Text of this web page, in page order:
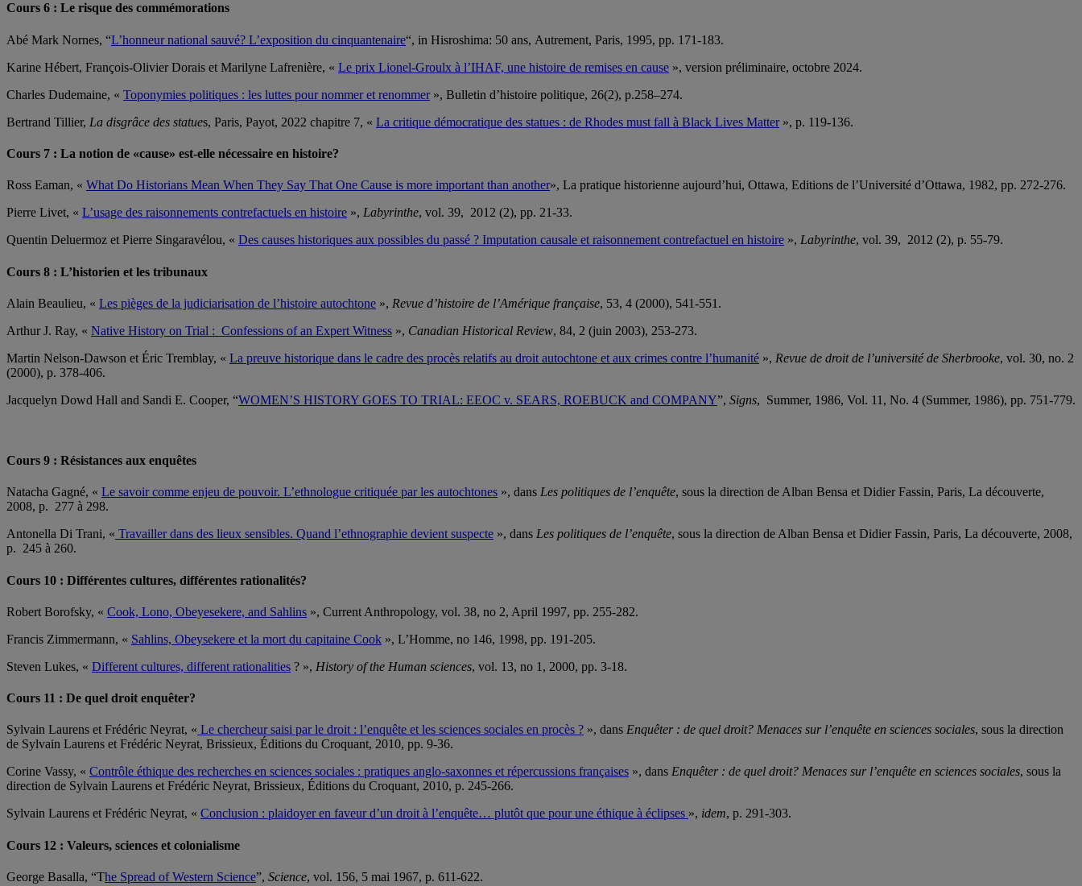
Cours 6 : Le risque des commémorations
Abé Mark Nornes, “L’honneur national sauvé? L’exposition du cinquantenaire“, in Hisroshima: 50 ans, Autrement, Paris, 1995, pp. 171-183.
Karine Hébert, François-Olivier Dorais et Marilyne Lafrenière, « Le prix Lionel-Groulx à l’IHAF, une histoire de remises en cause », version préliminaire, octobre 2024.
Charles Dudemaine, « Toponymies politiques : les luttes pour nommer et renommer», Bulletin d’histoire politique, 26(2), p.258–274.
Bertrand Tillier, La disgrâce des statues, Paris, Payot, 2022 chapitre 7, « La critique démocratique des statues : de Rhodes must fall à Black Lives Matter», p. 119-136.
Cours 7 : La notion de «cause» est-elle nécessaire en histoire?
Ross Eaman, « What Do Historians Mean When They Say That One Cause is more important than another», La pratique historienne aujourd’hui, Ottawa, Editions de l’Université d’Ottawa, 1982, pp. 272-276.
Pierre Livet, « L’usage des raisonnements contrefactuels en histoire », Labyrinthe, vol. 39, 2012 (2), pp. 21-33.
Quentin Deluermoz et Pierre Singaravélou, « Des causes historiques aux possibles du passé ? Imputation causale et raisonnement contrefactuel en histoire », Labyrinthe, vol. 39, 2012 (2), p. 55-79.
Cours 8 : L’historien et les tribunaux
Alain Beaulieu, « Les pièges de la judiciarisation de l’histoire autochtone », Revue d’histoire de l’Amérique française, 53, 4 (2000), 541-551.
Arthur J. Ray, « Native History on Trial : Confessions of an Expert Witness », Canadian Historical Review, 84, 2 (juin 2003), 253-273.
Martin Nelson-Dawson et Éric Tremblay, « La preuve historique dans le cadre des procès relatifs au droit autochtone et aux crimes contre l’humanité », Revue de droit de l’université de Sherbrooke, vol. 30, no. 2
(2000), p. 378-406.
Jacquelyn Dowd Hall and Sandi E. Cooper, “WOMEN’S HISTORY GOES TO TRIAL: EEOC v. SEARS, ROEBUCK and COMPANY”, Signs, Summer, 1986, Vol. 11, No. 4 (Summer, 1986), pp. 751-779.
Cours 9 : Résistances aux enquêtes
Natacha Gagné, « Le savoir comme enjeu de pouvoir. L’ethnologue critiquée par les autochtones », dans Les politiques de l’enquête, sous la direction de Alban Bensa et Didier Fassin, Paris, La découverte,
2008, p. 277 à 298.
Antonella Di Trani, « Travailler dans des lieux sensibles. Quand l’ethnographie devient suspecte », dans Les politiques de l’enquête, sous la direction de Alban Bensa et Didier Fassin, Paris, La découverte, 2008,
p. 245 à 260.
Cours 10 : Différentes cultures, différentes rationalités?
Robert Borofsky, « Cook, Lono, Obeyesekere, and Sahlins », Current Anthropology, vol. 38, no 2, April 1997, pp. 255-282.
Francis Zimmermann, « Sahlins, Obeysekere et la mort du capitaine Cook », L’Homme, no 146, 1998, pp. 191-205.
Steven Lukes, « Different cultures, different rationalities ? », History of the Human sciences, vol. 13, no 1, 2000, pp. 3-18.
Cours 11 : De quel droit enquêter?
Sylvain Laurens et Frédéric Neyrat, « Le chercheur saisi par le droit : l’enquête et les sciences sociales en procès ? », dans Enquêter : de quel droit? Menaces sur l’enquête en sciences sociales, sous la direction
de Sylvain Laurens et Frédéric Neyrat, Brissieux, Éditions du Croquant, 2010, pp. 9-36.
Corine Vassy, « Contrôle éthique des recherches en sciences sociales : pratiques anglo-saxonnes et répercussions françaises », dans Enquêter : de quel droit? Menaces sur l’enquête en sciences sociales, sous la
direction de Sylvain Laurens et Frédéric Neyrat, Brissieux, Éditions du Croquant, 2010, p. 245-266.
Sylvain Laurens et Frédéric Neyrat, « Conclusion : plaidoyer en faveur d’un droit à l’enquête… plutôt que pour une éthique à éclipses », idem, p. 291-303.
Cours 12 : Valeurs, sciences et colonialisme
George Basalla, “The Spread of Western Science”, Science, vol. 156, 5 mai 1967, p. 611-622.